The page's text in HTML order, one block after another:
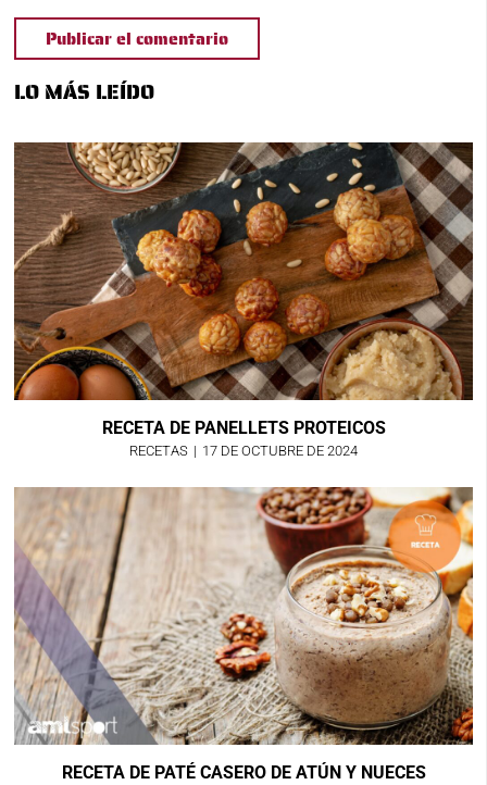
Publicar el comentario
LO MÁS LEÍDO
RECETA DE PANELLETS PROTEICOS
RECETAS | 17 DE OCTUBRE DE 2024
RECETA DE PATÉ CASERO DE ATÚN Y NUECES